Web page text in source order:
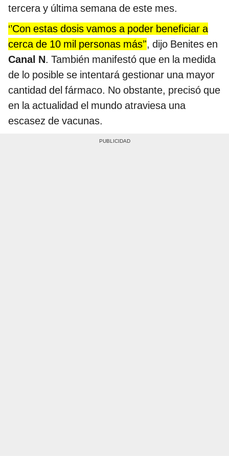
tercera y última semana de este mes.
‘’Con estas dosis vamos a poder beneficiar a
cerca de 10 mil personas más’', dijo Benites en
Canal N. También manifestó que en la medida
de lo posible se intentará gestionar una mayor
cantidad del fármaco. No obstante, precisó que
en la actualidad el mundo atraviesa una
escasez de vacunas.